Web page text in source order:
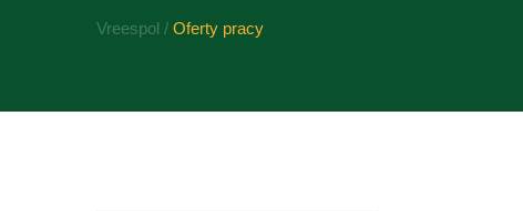
Vreespol / Oferty pracy